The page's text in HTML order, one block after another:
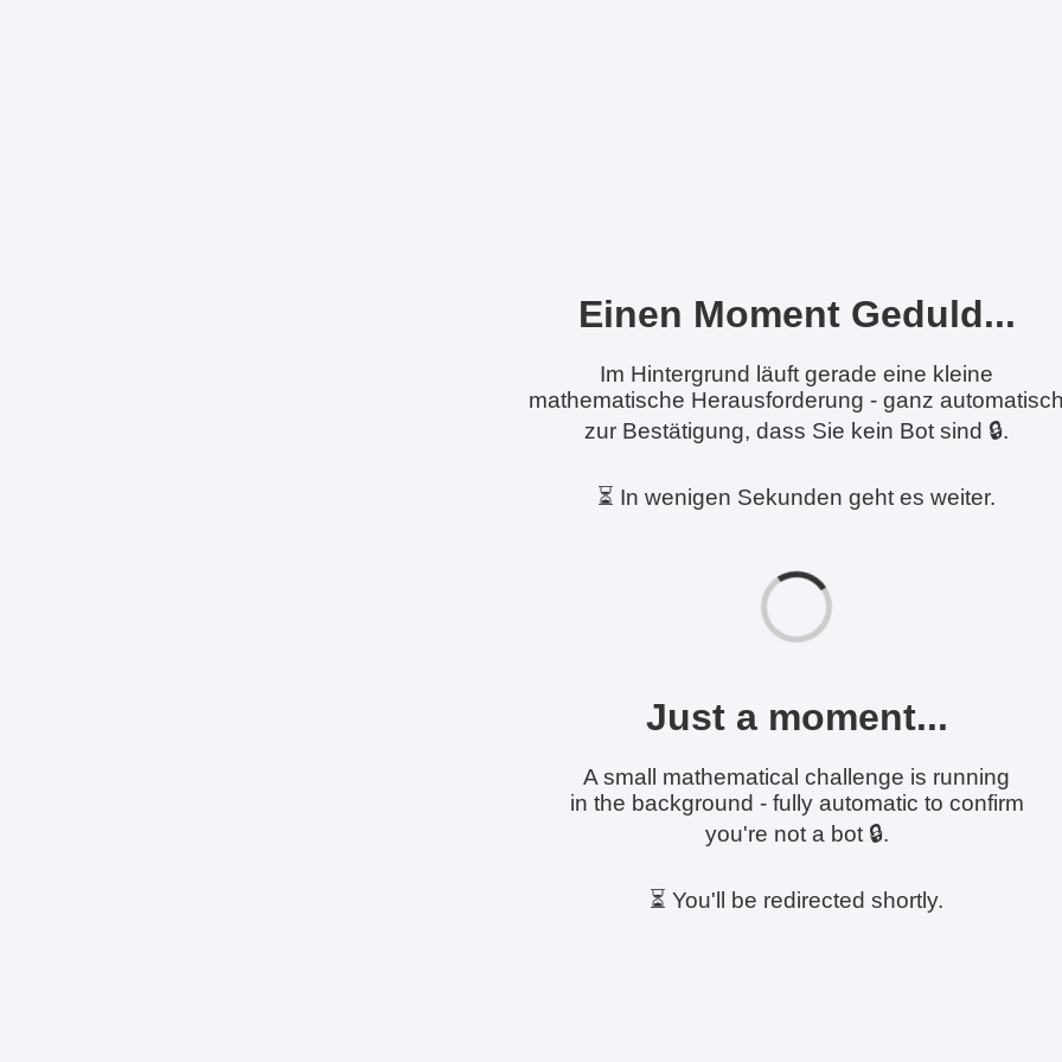
Einen Moment Geduld...
Im Hintergrund läuft gerade eine kleine
mathematische Herausforderung - ganz
zur Bestätigung, dass Sie kein Bot sind 🔒.
⏳ In wenigen Sekunden geht es weiter.
Just a moment...
A small mathematical challenge is running
in the background - fully automatic to confirm
you're not a bot 🔒.
⏳ You'll be redirected shortly.